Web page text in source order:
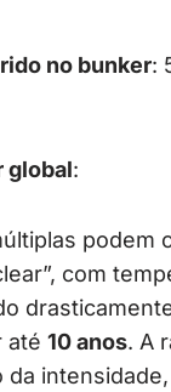
no bunker:
global:
podem
com
até 10 anos. A
da